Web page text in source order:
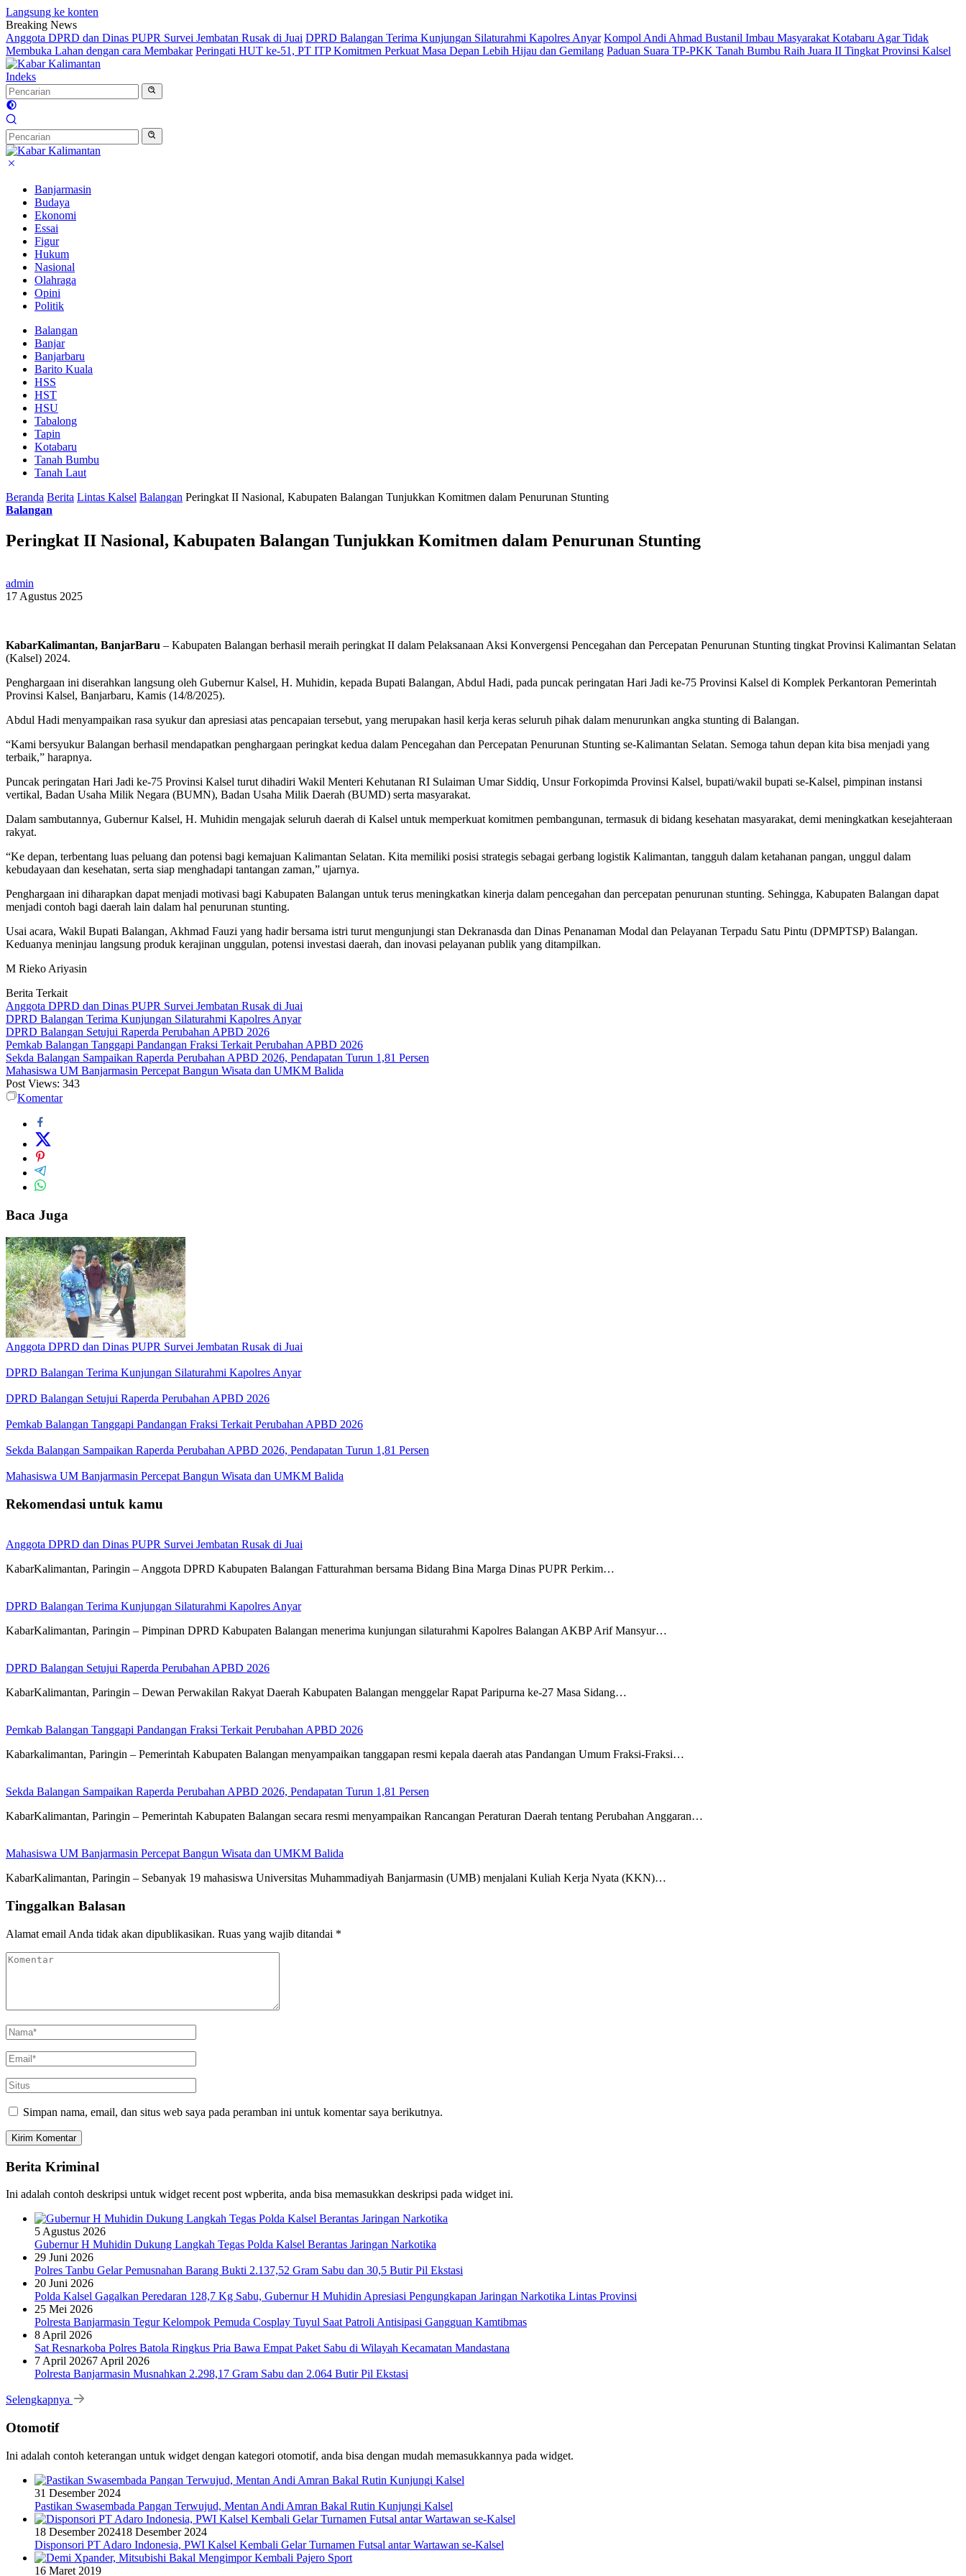
Langsung ke konten
Breaking News
Anggota DPRD dan Dinas PUPR Survei Jembatan Rusak di Juai DPRD Balangan Terima Kunjungan Silaturahmi Kapolres Anyar Kompol Andi Ahmad Bustanil Imbau Masyarakat Kotabaru Agar Tidak
Membuka Lahan dengan cara Membakar Peringati HUT ke-51, PT ITP Komitmen Perkuat Masa Depan Lebih Hijau dan Gemilang Paduan Suara TP-PKK Tanah Bumbu Raih Juara II Tingkat Provinsi Kalsel
Indeks
Banjarmasin
Budaya
Ekonomi
Essai
Figur
Hukum
Nasional
Olahraga
Opini
Politik
Balangan
Banjar
Banjarbaru
Barito Kuala
HSS
HST
HSU
Tabalong
Tapin
Kotabaru
Tanah Bumbu
Tanah Laut
Beranda Berita Lintas Kalsel Balangan Peringkat II Nasional, Kabupaten Balangan Tunjukkan Komitmen dalam Penurunan Stunting
Balangan
Peringkat II Nasional, Kabupaten Balangan Tunjukkan Komitmen dalam Penurunan Stunting
admin
17 Agustus 2025
KabarKalimantan, BanjarBaru – Kabupaten Balangan berhasil meraih peringkat II dalam Pelaksanaan Aksi Konvergensi Pencegahan dan Percepatan Penurunan Stunting tingkat Provinsi Kalimantan Selatan
(Kalsel) 2024.
Penghargaan ini diserahkan langsung oleh Gubernur Kalsel, H. Muhidin, kepada Bupati Balangan, Abdul Hadi, pada puncak peringatan Hari Jadi ke-75 Provinsi Kalsel di Komplek Perkantoran Pemerintah
Provinsi Kalsel, Banjarbaru, Kamis (14/8/2025).
Abdul Hadi menyampaikan rasa syukur dan apresiasi atas pencapaian tersebut, yang merupakan hasil kerja keras seluruh pihak dalam menurunkan angka stunting di Balangan.
“Kami bersyukur Balangan berhasil mendapatkan penghargaan peringkat kedua dalam Pencegahan dan Percepatan Penurunan Stunting se-Kalimantan Selatan. Semoga tahun depan kita bisa menjadi yang
terbaik,” harapnya.
Puncak peringatan Hari Jadi ke-75 Provinsi Kalsel turut dihadiri Wakil Menteri Kehutanan RI Sulaiman Umar Siddiq, Unsur Forkopimda Provinsi Kalsel, bupati/wakil bupati se-Kalsel, pimpinan instansi
vertikal, Badan Usaha Milik Negara (BUMN), Badan Usaha Milik Daerah (BUMD) serta masyarakat.
Dalam sambutannya, Gubernur Kalsel, H. Muhidin mengajak seluruh daerah di Kalsel untuk memperkuat komitmen pembangunan, termasuk di bidang kesehatan masyarakat, demi meningkatkan kesejahteraan
rakyat.
“Ke depan, terbentang luas peluang dan potensi bagi kemajuan Kalimantan Selatan. Kita memiliki posisi strategis sebagai gerbang logistik Kalimantan, tangguh dalam ketahanan pangan, unggul dalam
kebudayaan dan kesehatan, serta siap menghadapi tantangan zaman,” ujarnya.
Penghargaan ini diharapkan dapat menjadi motivasi bagi Kabupaten Balangan untuk terus meningkatkan kinerja dalam pencegahan dan percepatan penurunan stunting. Sehingga, Kabupaten Balangan dapat
menjadi contoh bagi daerah lain dalam hal penurunan stunting.
Usai acara, Wakil Bupati Balangan, Akhmad Fauzi yang hadir bersama istri turut mengunjungi stan Dekranasda dan Dinas Penanaman Modal dan Pelayanan Terpadu Satu Pintu (DPMPTSP) Balangan.
Keduanya meninjau langsung produk kerajinan unggulan, potensi investasi daerah, dan inovasi pelayanan publik yang ditampilkan.
M Rieko Ariyasin
Berita Terkait
Anggota DPRD dan Dinas PUPR Survei Jembatan Rusak di Juai
DPRD Balangan Terima Kunjungan Silaturahmi Kapolres Anyar
DPRD Balangan Setujui Raperda Perubahan APBD 2026
Pemkab Balangan Tanggapi Pandangan Fraksi Terkait Perubahan APBD 2026
Sekda Balangan Sampaikan Raperda Perubahan APBD 2026, Pendapatan Turun 1,81 Persen
Mahasiswa UM Banjarmasin Percepat Bangun Wisata dan UMKM Balida
Post Views: 343
Komentar
Baca Juga
Anggota DPRD dan Dinas PUPR Survei Jembatan Rusak di Juai
DPRD Balangan Terima Kunjungan Silaturahmi Kapolres Anyar
DPRD Balangan Setujui Raperda Perubahan APBD 2026
Pemkab Balangan Tanggapi Pandangan Fraksi Terkait Perubahan APBD 2026
Sekda Balangan Sampaikan Raperda Perubahan APBD 2026, Pendapatan Turun 1,81 Persen
Mahasiswa UM Banjarmasin Percepat Bangun Wisata dan UMKM Balida
Rekomendasi untuk kamu
Anggota DPRD dan Dinas PUPR Survei Jembatan Rusak di Juai
KabarKalimantan, Paringin – Anggota DPRD Kabupaten Balangan Fatturahman bersama Bidang Bina Marga Dinas PUPR Perkim…
DPRD Balangan Terima Kunjungan Silaturahmi Kapolres Anyar
KabarKalimantan, Paringin – Pimpinan DPRD Kabupaten Balangan menerima kunjungan silaturahmi Kapolres Balangan AKBP Arif Mansyur…
DPRD Balangan Setujui Raperda Perubahan APBD 2026
KabarKalimantan, Paringin – Dewan Perwakilan Rakyat Daerah Kabupaten Balangan menggelar Rapat Paripurna ke-27 Masa Sidang…
Pemkab Balangan Tanggapi Pandangan Fraksi Terkait Perubahan APBD 2026
Kabarkalimantan, Paringin – Pemerintah Kabupaten Balangan menyampaikan tanggapan resmi kepala daerah atas Pandangan Umum Fraksi-Fraksi…
Sekda Balangan Sampaikan Raperda Perubahan APBD 2026, Pendapatan Turun 1,81 Persen
KabarKalimantan, Paringin – Pemerintah Kabupaten Balangan secara resmi menyampaikan Rancangan Peraturan Daerah tentang Perubahan Anggaran…
Mahasiswa UM Banjarmasin Percepat Bangun Wisata dan UMKM Balida
KabarKalimantan, Paringin – Sebanyak 19 mahasiswa Universitas Muhammadiyah Banjarmasin (UMB) menjalani Kuliah Kerja Nyata (KKN)…
Tinggalkan Balasan
Alamat email Anda tidak akan dipublikasikan. Ruas yang wajib ditandai *
Simpan nama, email, dan situs web saya pada peramban ini untuk komentar saya berikutnya.
Berita Kriminal
Ini adalah contoh deskripsi untuk widget recent post wpberita, anda bisa memasukkan deskripsi pada widget ini.
5 Agustus 2026
Gubernur H Muhidin Dukung Langkah Tegas Polda Kalsel Berantas Jaringan Narkotika
29 Juni 2026
Polres Tanbu Gelar Pemusnahan Barang Bukti 2.137,52 Gram Sabu dan 30,5 Butir Pil Ekstasi
20 Juni 2026
Polda Kalsel Gagalkan Peredaran 128,7 Kg Sabu, Gubernur H Muhidin Apresiasi Pengungkapan Jaringan Narkotika Lintas Provinsi
25 Mei 2026
Polresta Banjarmasin Tegur Kelompok Pemuda Cosplay Tuyul Saat Patroli Antisipasi Gangguan Kamtibmas
8 April 2026
Sat Resnarkoba Polres Batola Ringkus Pria Bawa Empat Paket Sabu di Wilayah Kecamatan Mandastana
7 April 20267 April 2026
Polresta Banjarmasin Musnahkan 2.298,17 Gram Sabu dan 2.064 Butir Pil Ekstasi
Selengkapnya
Otomotif
Ini adalah contoh keterangan untuk widget dengan kategori otomotif, anda bisa dengan mudah memasukkannya pada widget.
31 Desember 2024
Pastikan Swasembada Pangan Terwujud, Mentan Andi Amran Bakal Rutin Kunjungi Kalsel
18 Desember 202418 Desember 2024
Disponsori PT Adaro Indonesia, PWI Kalsel Kembali Gelar Turnamen Futsal antar Wartawan se-Kalsel
16 Maret 2019